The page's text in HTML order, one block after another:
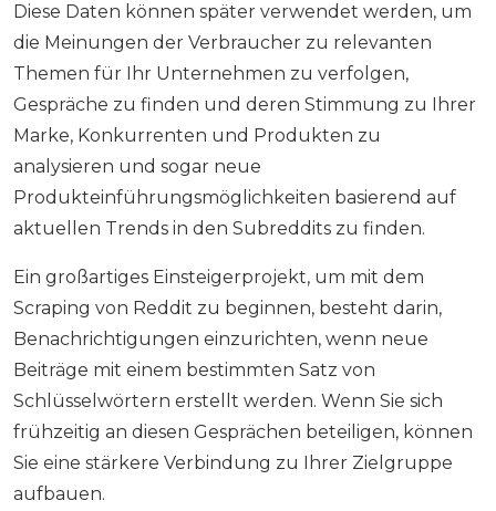
Diese Daten können später verwendet werden, um
die Meinungen der Verbraucher zu relevanten
Themen für Ihr Unternehmen zu verfolgen,
Gespräche zu finden und deren Stimmung zu Ihrer
Marke, Konkurrenten und Produkten zu
analysieren und sogar neue
Produkteinführungsmöglichkeiten basierend auf
aktuellen Trends in den Subreddits zu finden.
Ein großartiges Einsteigerprojekt, um mit dem
Scraping von Reddit zu beginnen, besteht darin,
Benachrichtigungen einzurichten, wenn neue
Beiträge mit einem bestimmten Satz von
Schlüsselwörtern erstellt werden. Wenn Sie sich
frühzeitig an diesen Gesprächen beteiligen, können
Sie eine stärkere Verbindung zu Ihrer Zielgruppe
aufbauen.